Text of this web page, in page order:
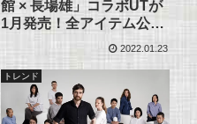
館 × 長場雄」コラボUTが
1月発売！全アイテム公
2022.01.23
トレンド